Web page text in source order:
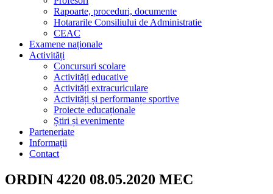
Rapoarte, proceduri, documente
Hotararile Consiliului de Administratie
CEAC
Examene naționale
Activități
Concursuri scolare
Activități educative
Activități extracuriculare
Activități și performanțe sportive
Proiecte educaționale
Știri și evenimente
Parteneriate
Informații
Contact
ORDIN 4220 08.05.2020 MEC